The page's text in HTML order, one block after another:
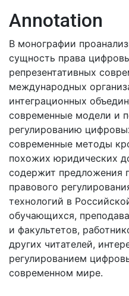
Annotation
В монографии
сущность права
репрезентативных
международных
интеграционных
современные модели и
регулированию
современные методы
похожих юридических
содержит предложения
правового
технологий в
обучающихся,
и факультетов,
других читателей,
регулированием
современном мире.